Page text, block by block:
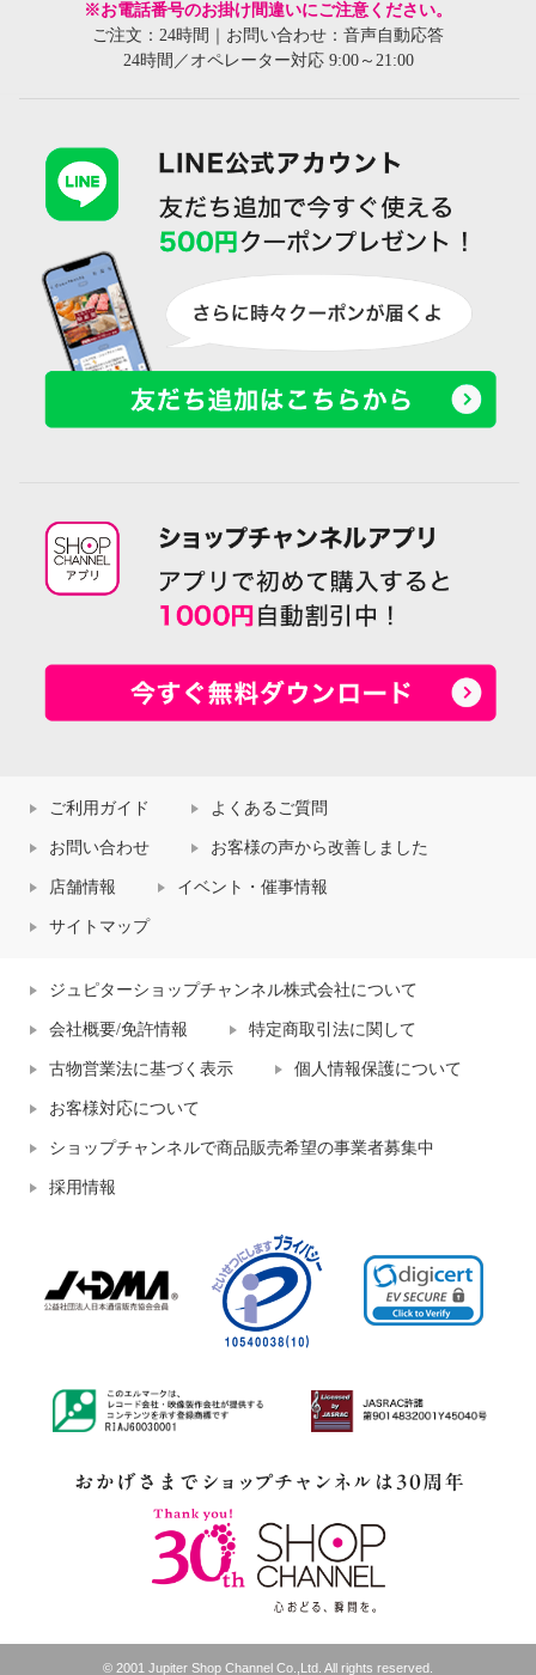
※お電話番号のお掛け間違いにご注意ください。
ご注文：24時間｜お問い合わせ：音声自動応答
24時間／オペレーター対応 9:00～21:00
ご利用ガイド よくあるご質問
お問い合わせ お客様の声から改善しました
店舗情報 イベント・催事情報
サイトマップ
ジュピターショップチャンネル株式会社について
会社概要/免許情報 特定商取引法に関して
古物営業法に基づく表示 個人情報保護について
お客様対応について
ショップチャンネルで商品販売希望の事業者募集中
採用情報
© 2001 Jupiter Shop Channel Co.,Ltd. All rights reserved.